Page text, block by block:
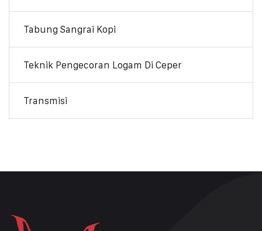
Tabung Sangrai Kopi
Teknik Pengecoran Logam Di Ceper
Transmisi